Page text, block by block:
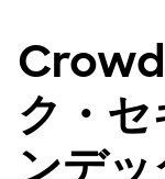
ク・
ンデ